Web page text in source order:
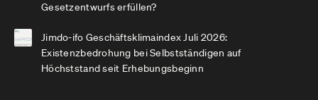
Gesetzentwurfs erfüllen?
Jimdo-ifo Geschäftsklimaindex Juli 2026:
Existenzbedrohung bei Selbstständigen auf
Höchststand seit Erhebungsbeginn